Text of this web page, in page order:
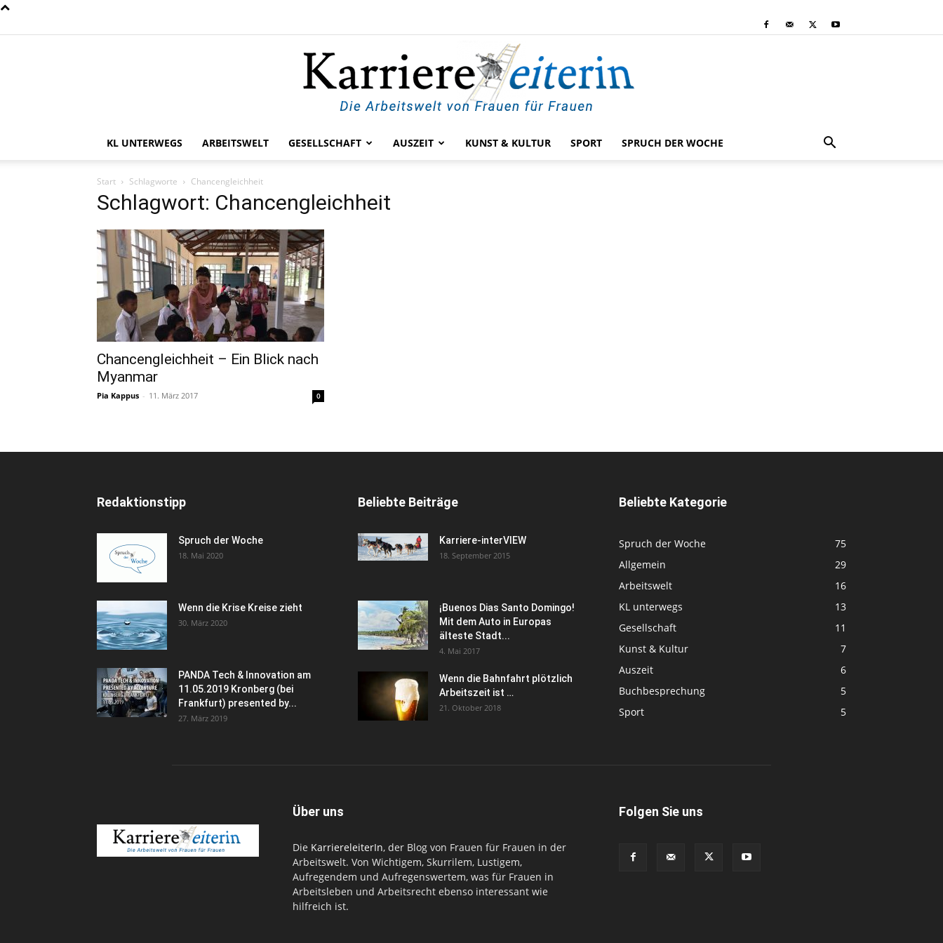
KL UNTERWEGS ARBEITSWELT GESELLSCHAFT AUSZEIT KUNST & KULTUR SPORT SPRUCH DER WOCHE
Start Schlagworte Chancengleichheit
Schlagwort: Chancengleichheit
Chancengleichheit – Ein Blick nach
Myanmar
Pia Kappus - 11. März 2017 0
Redaktionstipp
Spruch der Woche
18. Mai 2020
Wenn die Krise Kreise zieht
30. März 2020
PANDA Tech & Innovation am
11.05.2019 Kronberg (bei
Frankfurt) presented by...
27. März 2019
Beliebte Beiträge
Karriere-interVIEW
18. September 2015
¡Buenos Dias Santo Domingo!
Mit dem Auto in Europas
älteste Stadt...
4. Mai 2017
Wenn die Bahnfahrt plötzlich
Arbeitszeit ist …
21. Oktober 2018
Beliebte Kategorie
Spruch der Woche
75
Allgemein
29
Arbeitswelt
16
KL unterwegs
13
Gesellschaft
11
Kunst & Kultur
7
Auszeit
6
Buchbesprechung
5
Sport
5
Über uns
Die KarriereleiterIn, der Blog von Frauen für Frauen in der
Arbeitswelt. Von Wichtigem, Skurrilem, Lustigem,
Aufregendem und Aufregenswertem, was für Frauen in
Arbeitsleben und Arbeitsrecht ebenso interessant wie
hilfreich ist.
Folgen Sie uns